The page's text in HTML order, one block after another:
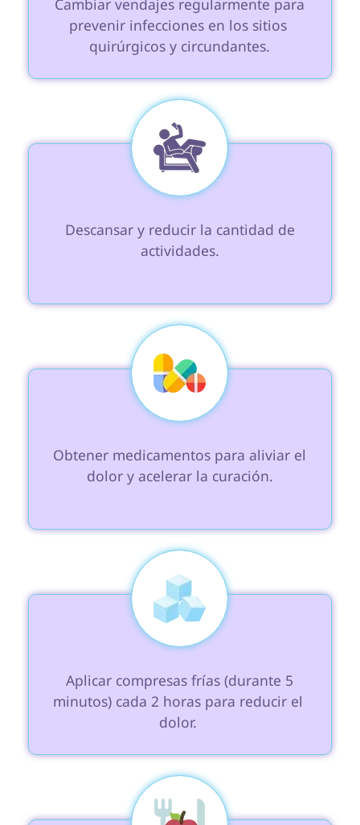
prevenir infecciones en los sitios
quirúrgicos y circundantes.
actividades.
dolor y acelerar la curación.
Aplicar compresas frías (durante 5
minutos) cada 2 horas para reducir el
dolor.